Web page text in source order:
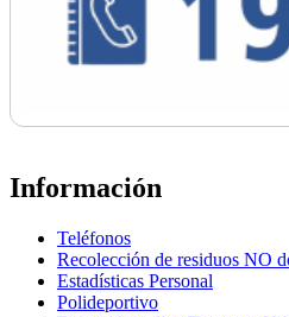
Información
Teléfonos
Recolección de residuos NO
Estadísticas Personal
Polideportivo